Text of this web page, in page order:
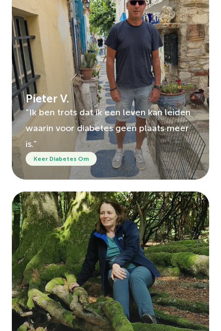
Pieter V.
“Ik ben trots dat ik een leven kan leiden
waarin voor diabetes geen plaats meer
is.”
Keer Diabetes Om